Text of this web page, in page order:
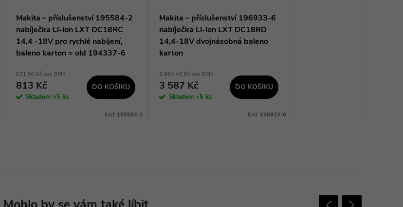
Makita – příslušenství 195584-2
nabíječka Li-ion LXT DC18RC
14,4 -18V pro rychlé nabíjení,
baleno karton = old 194337-6
671,90 Kč bez DPH
813 Kč
Skladem >5 ks
DO KOŠÍKU
Kód: 195584-2
Makita – příslušenství 196933-6
nabíječka Li-ion LXT DC18RD
14,4-18V dvojnásobná baleno
karton
2 964,46 Kč bez DPH
3 587 Kč
Skladem >5 ks
DO KOŠÍKU
Kód: 196933-6